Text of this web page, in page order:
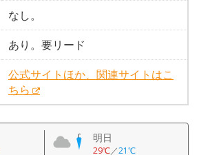
なし。
あり。要リード
公式サイトほか、関連サイトはこ
ちら
明日
29℃／21℃